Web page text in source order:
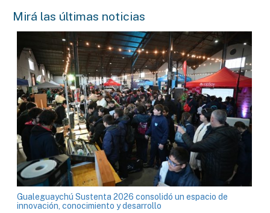
Mirá las últimas noticias
Gualeguaychú Sustenta 2026 consolidó un espacio de
innovación, conocimiento y desarrollo